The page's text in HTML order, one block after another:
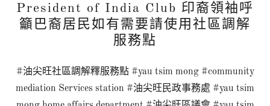
President of India Club 印裔領袖呼
籲巴裔居民如有需要請使用社區調解
服務點
#油尖旺社區調解釋服務點 #yau tsim mong #community
mediation Services station #油尖旺民政事務處 #yau tsim